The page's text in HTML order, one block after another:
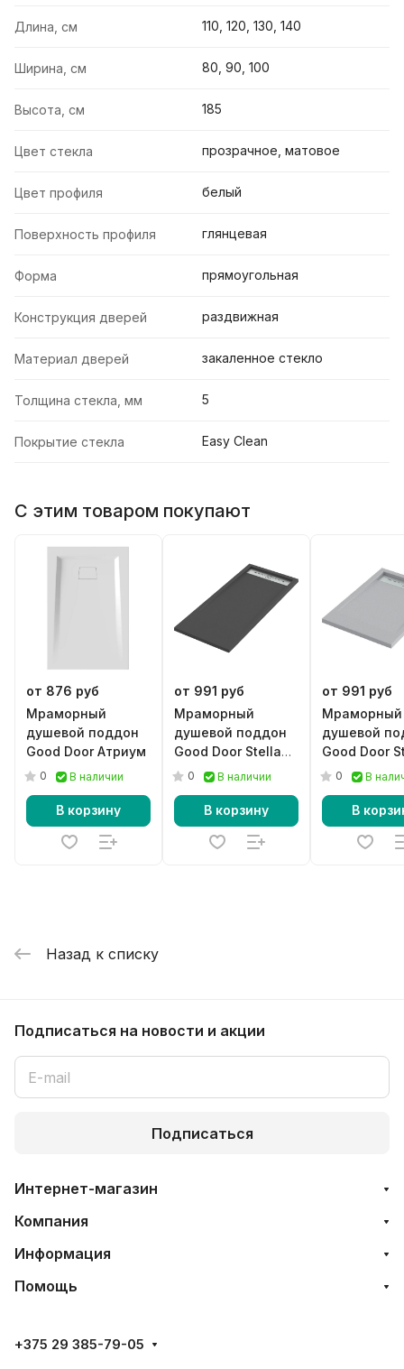
Длина, см 110, 120, 130, 140
Ширина, см 80, 90, 100
Высота, см 185
Цвет стекла прозрачное, матовое
Цвет профиля белый
Поверхность профиля глянцевая
Форма прямоугольная
Конструкция дверей раздвижная
Материал дверей закаленное стекло
Толщина стекла, мм 5
Покрытие стекла Easy Clean
С этим товаром покупают
от 876 руб
Мраморный
душевой поддон
Good Door Атриум
0 В наличии
В корзину
от 991 руб
Мраморный
душевой поддон
Good Door Stella
черный
0 В наличии
В корзину
от 991 руб
Мраморный
душевой
Good Door
серый
0 В
В
Назад к списку
Подписаться на новости и акции
Подписаться
Интернет-магазин
Компания
Информация
Помощь
+375 29 385-79-05